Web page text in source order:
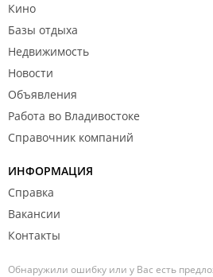
Кино
Базы отдыха
Недвижимость
Новости
Объявления
Работа во Владивостоке
Справочник компаний
ИНФОРМАЦИЯ
Справка
Вакансии
Контакты
Обнаружили ошибку или у Вас есть